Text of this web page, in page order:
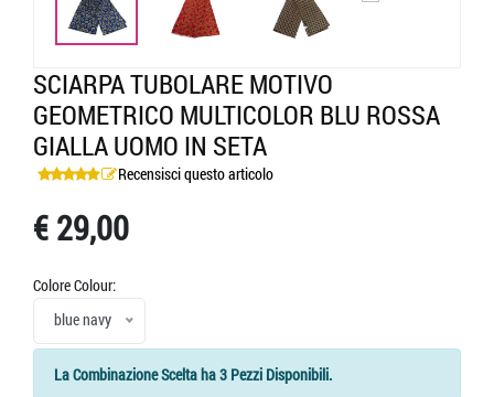
SCIARPA TUBOLARE MOTIVO
GEOMETRICO MULTICOLOR BLU ROSSA
GIALLA UOMO IN SETA
Recensisci questo articolo
€ 29,00
Colore Colour:
blue navy
La Combinazione Scelta ha 3 Pezzi Disponibili.